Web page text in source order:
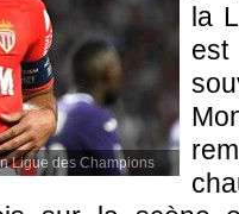
Ligue des Champions
la